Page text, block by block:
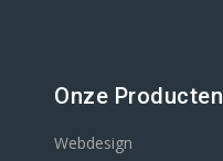
Onze Producten
Webdesign